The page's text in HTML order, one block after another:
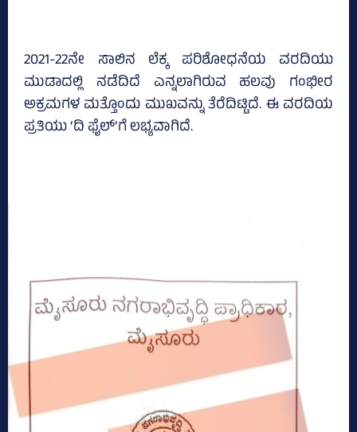
2021-22ನೇ ಸಾಲಿನ ಲೆಕ್ಕ ಪರಿಶೋಧನೆಯ ವರದಿಯು
ಮುಡಾದಲ್ಲಿ ನಡೆದಿದೆ ಎನ್ನಲಾಗಿರುವ ಹಲವು ಗಂಭೀರ
ಅಕ್ರಮಗಳ ಮತ್ತೊಂದು ಮುಖವನ್ನು ತೆರೆದಿಟ್ಟಿದೆ. ಈ ವರದಿಯ
ಪ್ರತಿಯು ‘ದಿ ಫೈಲ್‌’ಗೆ ಲಭ್ಯವಾಗಿದೆ.